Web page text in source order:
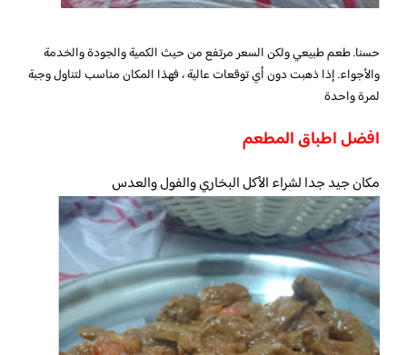
حسنا. طعم طبيعي ولكن السعر مرتفع من حيث الكمية والجودة والخدمة
والأجواء. إذا ذهبت دون أي توقعات عالية ، فهذا المكان مناسب لتناول وجبة
لمرة واحدة
افضل اطباق المطعم
مكان جيد جدا لشراء الأكل البخاري والفول والعدس